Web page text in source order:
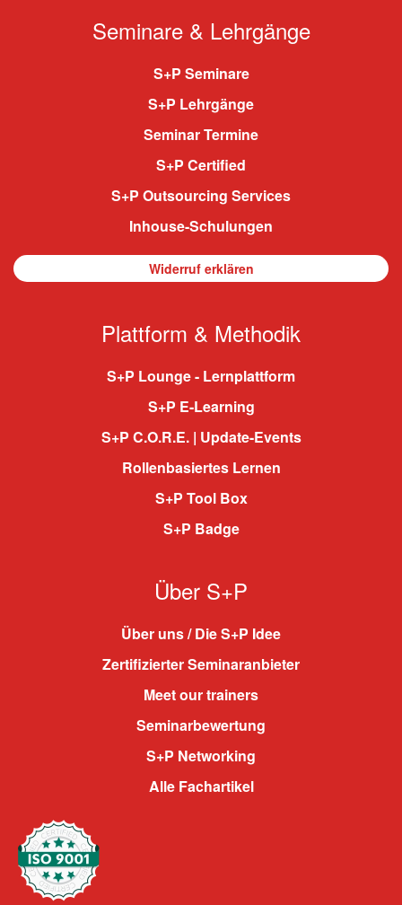
Seminare & Lehrgänge
S+P Seminare
S+P Lehrgänge
Seminar Termine
S+P Certified
S+P Outsourcing Services
Inhouse-Schulungen
Widerruf erklären
Plattform & Methodik
S+P Lounge - Lernplattform
S+P E-Learning
S+P C.O.R.E. | Update-Events
Rollenbasiertes Lernen
S+P Tool Box
S+P Badge
Über S+P
Über uns / Die S+P Idee
Zertifizierter Seminaranbieter
Meet our trainers
Seminarbewertung
S+P Networking
Alle Fachartikel